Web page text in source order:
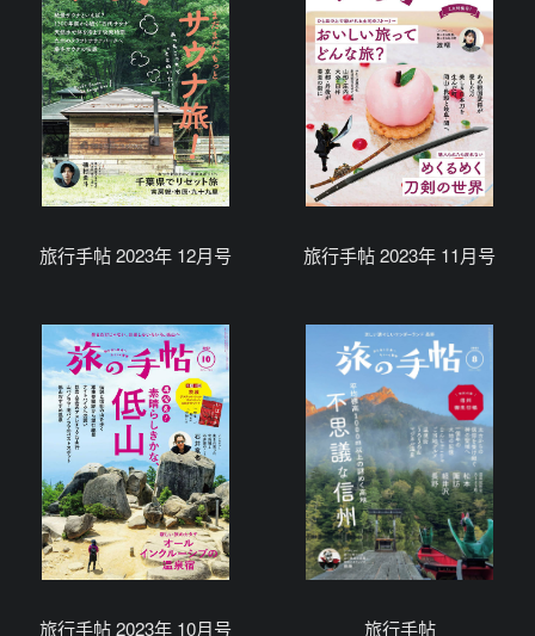
旅行手帖 2023年 12月号 旅行手帖 2023年 11月号
旅行手帖 2023年 10月号 旅行手帖